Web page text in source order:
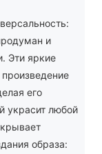
и
Эти яркие
его
украсит любой
образа: